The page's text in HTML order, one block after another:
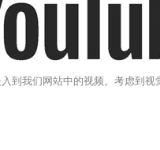
到我们网站中的视频。考虑到